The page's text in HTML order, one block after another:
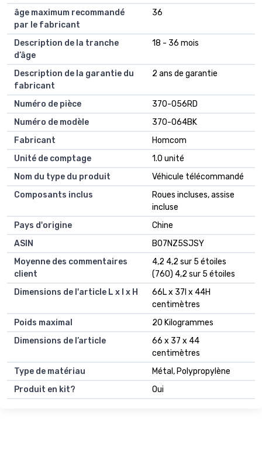
âge maximum recommandé
par le fabricant
36
Description de la tranche
d’âge
18 - 36 mois
Description de la garantie du
fabricant
2 ans de garantie
Numéro de pièce
370-056RD
Numéro de modèle
370-064BK
Fabricant
Homcom
Unité de comptage
1.0 unité
Nom du type du produit
Véhicule télécommandé
Composants inclus
Roues incluses, assise
incluse
Pays d'origine
Chine
ASIN
B07NZ5SJSY
Moyenne des commentaires
client
4,2 4,2 sur 5 étoiles
(760) 4,2 sur 5 étoiles
Dimensions de l'article L x l x H
66L x 37l x 44H
centimètres
Poids maximal
20 Kilogrammes
Dimensions de l’article
66 x 37 x 44
centimètres
Type de matériau
Métal, Polypropylène
Produit en kit?
Oui